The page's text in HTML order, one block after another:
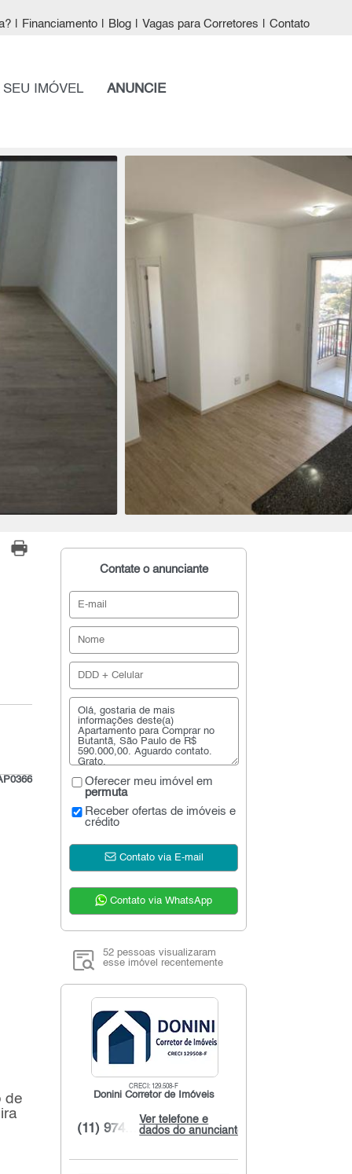
Financiamento Blog Vagas para Corretores Contato
IMÓVEL ANUNCIE
de
Contate o anunciante
Oferecer meu imóvel em
permuta
Receber ofertas de imóveis e
crédito
Contato via E-mail
Contato via WhatsApp
52 pessoas visualizaram
esse imóvel recentemente
CRECI: 129.508-F
Donini Corretor de Imóveis
Ver telefone e
dados do anunciante
(11) 974...